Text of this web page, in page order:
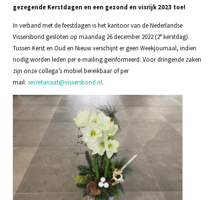
gezegende Kerstdagen en een gezond en visrijk 2023 toe!
In verband met de feestdagen is het kantoor van de Nederlandse
Vissersbond gesloten op maandag 26 december 2022 (2ekerstdag).
Tussen Kerst en Oud en Nieuw verschijnt er geen Weekjournaal, indien
nodig worden leden per e-mailing geïnformeerd. Voor dringende zaken
zijn onze collega’s mobiel bereikbaar of per
mail: secretariaat@vissersbond.nl.